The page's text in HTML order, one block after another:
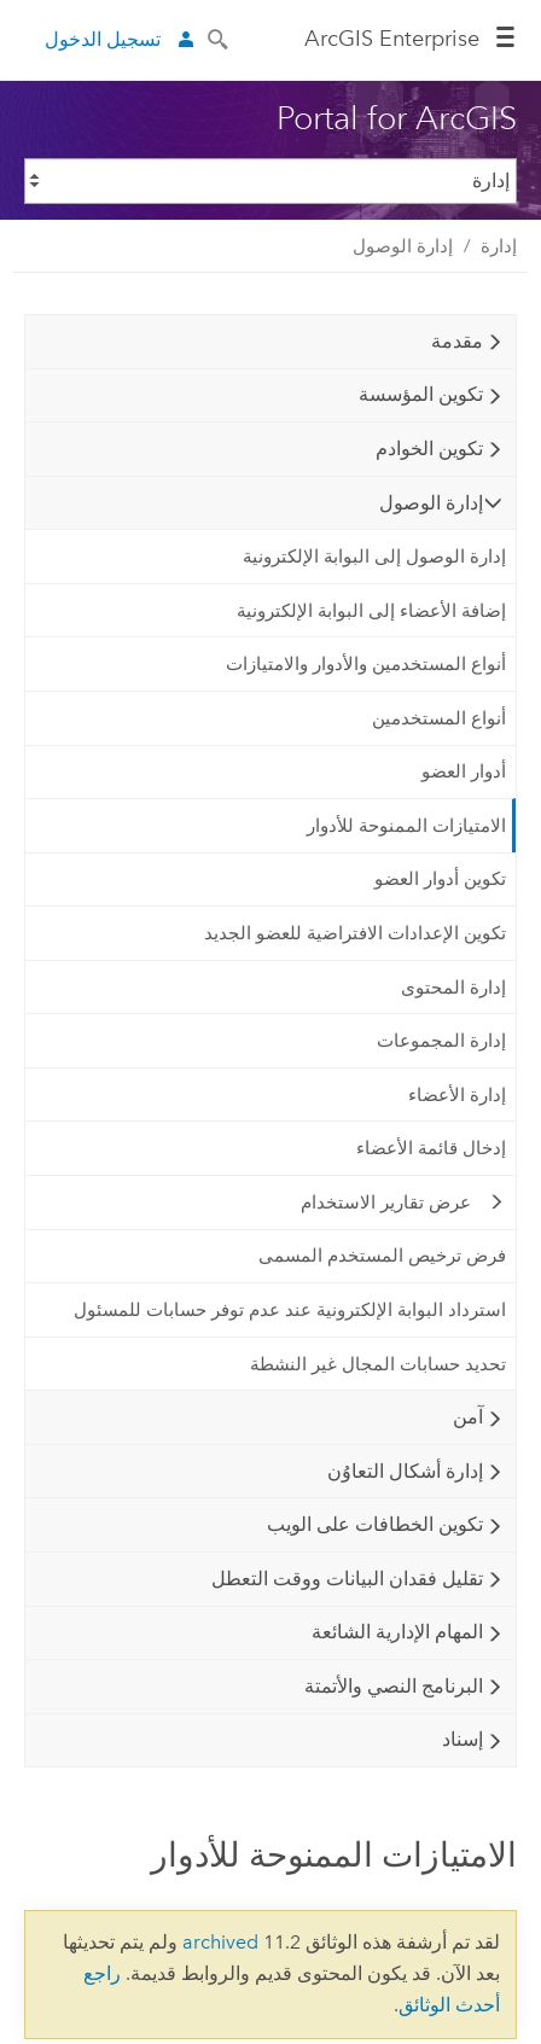
ArcGIS Enterprise تسجيل الدخول
Portal for ArcGIS
إدارة إدارة الوصول
مقدمة
تكوين المؤسسة
تكوين الخوادم
إدارة الوصول
إدارة الوصول إلى البوابة الإلكترونية
إضافة الأعضاء إلى البوابة الإلكترونية
أنواع المستخدمين والأدوار والامتيازات
أنواع المستخدمين
أدوار العضو
الامتيازات الممنوحة للأدوار
تكوين أدوار العضو
تكوين الإعدادات الافتراضية للعضو الجديد
إدارة المحتوى
إدارة المجموعات
إدارة الأعضاء
إدخال قائمة الأعضاء
عرض تقارير الاستخدام
فرض ترخيص المستخدم المسمى
استرداد البوابة الإلكترونية عند عدم توفر حسابات للمسئول
تحديد حسابات المجال غير النشطة
آمن
إدارة أشكال التعاوُن
تكوين الخطافات على الويب
تقليل فقدان البيانات ووقت التعطل
المهام الإدارية الشائعة
البرنامج النصي والأتمتة
إسناد
الامتيازات الممنوحة للأدوار
لقد تم أرشفة هذه الوثائق 11.2 archived ولم يتم تحديثها
بعد الآن. قد يكون المحتوى قديم والروابط قديمة. راجع
أحدث الوثائق.